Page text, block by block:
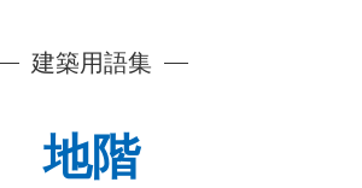
建築用語集
地階